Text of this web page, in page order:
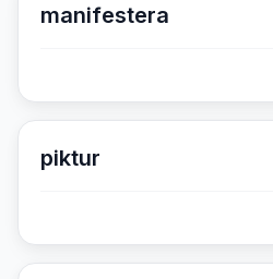
manifestera
piktur